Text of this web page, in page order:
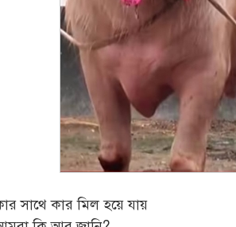
সাথে কার মিল হয়ে যায়